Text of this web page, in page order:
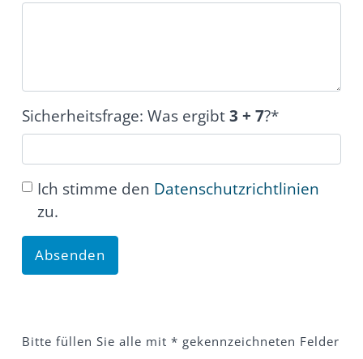
Sicherheitsfrage: Was ergibt3 + 7?*
Ich stimme den Datenschutzrichtlinien
zu.
Absenden
Bitte füllen Sie alle mit * gekennzeichneten Felder